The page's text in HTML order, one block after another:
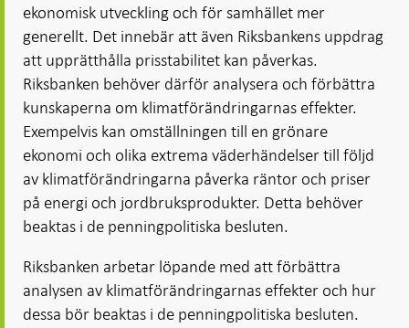
ekonomisk utveckling och för samhället mer
generellt. Det innebär att även Riksbankens uppdrag
att upprätthålla prisstabilitet kan påverkas.
Riksbanken behöver därför analysera och förbättra
kunskaperna om klimatförändringarnas effekter.
Exempelvis kan omställningen till en grönare
ekonomi och olika extrema väderhändelser till följd
av klimatförändringarna påverka räntor och priser
på energi och jordbruksprodukter. Detta behöver
beaktas i de penningpolitiska besluten.
Riksbanken arbetar löpande med att förbättra
analysen av klimatförändringarnas effekter och hur
dessa bör beaktas i de penningpolitiska besluten.